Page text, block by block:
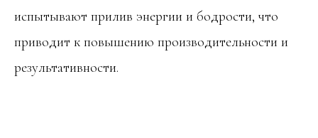
испытывают прилив энергии и бодрости, что
приводит к повышению производительности и
результативности.